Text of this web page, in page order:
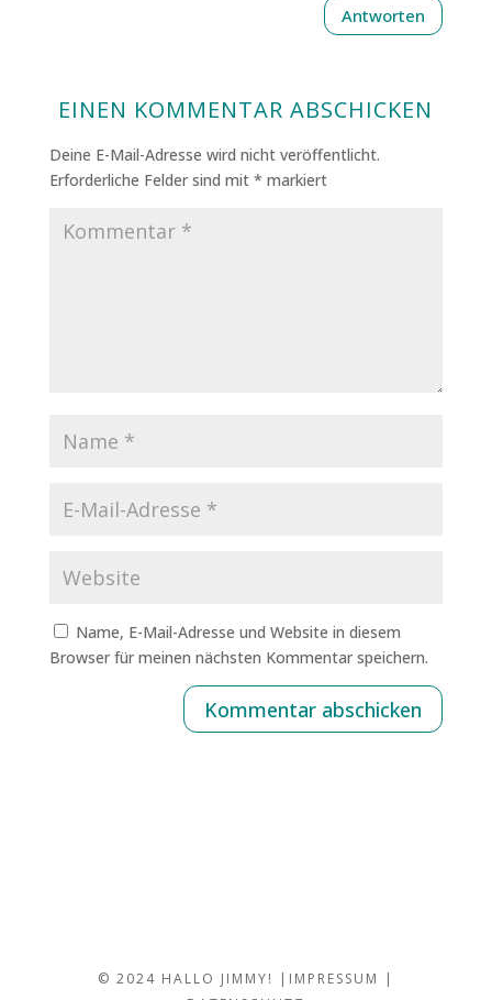
Antworten
EINEN KOMMENTAR ABSCHICKEN
Deine E-Mail-Adresse wird nicht veröffentlicht.
Erforderliche Felder sind mit * markiert
Name, E-Mail-Adresse und Website in diesem
Browser für meinen nächsten Kommentar speichern.
Kommentar abschicken
© 2024 HALLO JIMMY! | IMPRESSUM
|